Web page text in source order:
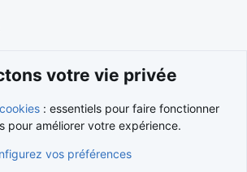
et règlement
Aide Accueil
R
®
© 2010-2026 XenForo Ltd.
votre vie privée
cookies : essentiels pour faire fonctionner
pour améliorer votre expérience.
vos préférences